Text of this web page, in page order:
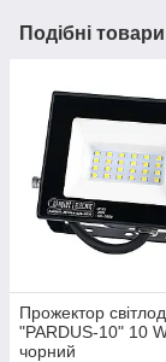
Подібні
Прожектор
"PARDUS-10" 10
чорний